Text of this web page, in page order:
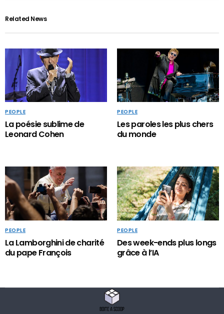
Related News
PEOPLE
La poésie sublime de
Leonard Cohen
PEOPLE
Les paroles les plus chers
du monde
PEOPLE
La Lamborghini de charité
du pape François
PEOPLE
Des week-ends plus longs
grâce à l’IA